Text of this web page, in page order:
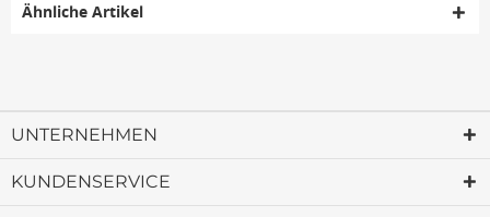
Ähnliche Artikel
UNTERNEHMEN
KUNDENSERVICE